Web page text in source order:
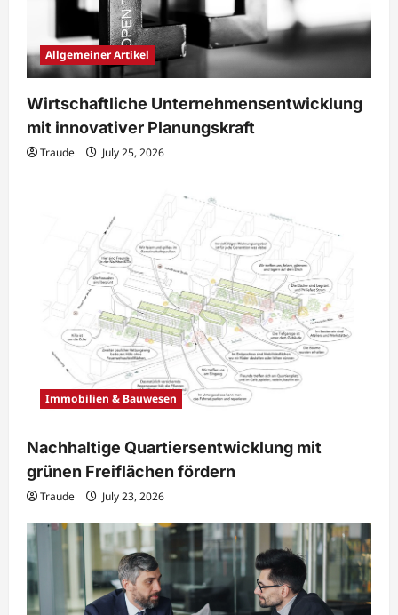
Allgemeiner Artikel
Wirtschaftliche Unternehmensentwicklung
mit innovativer Planungskraft
Traude July 25, 2026
Immobilien & Bauwesen
Nachhaltige Quartiersentwicklung mit
grünen Freiflächen fördern
Traude July 23, 2026